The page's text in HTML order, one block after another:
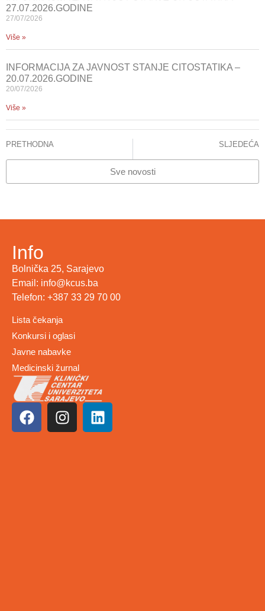
27.07.2026.GODINE
27/07/2026
Više »
INFORMACIJA ZA JAVNOST STANJE CITOSTATIKA –
20.07.2026.GODINE
20/07/2026
Više »
PRETHODNA SLJEDEĆA
Sve novosti
Info
Bolnička 25, Sarajevo
Email: info@kcus.ba
Telefon: +387 33 29 70 00
Lista čekanja
Konkursi i oglasi
Javne nabavke
Medicinski žurnal